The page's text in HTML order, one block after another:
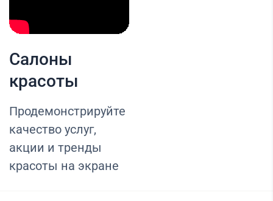
Салоны
красоты
Продемонстрируйте
качество услуг,
акции и тренды
красоты на экране